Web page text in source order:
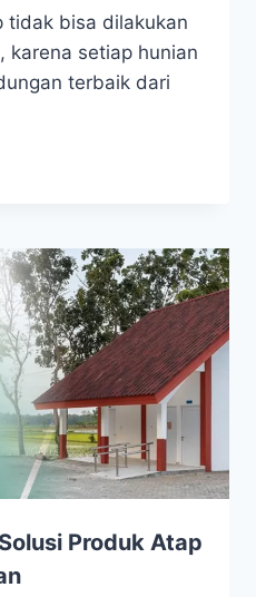
tidak bisa dilakukan
karena setiap hunian
terbaik dari
Produk Atap